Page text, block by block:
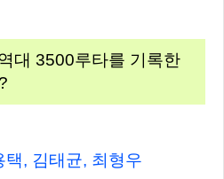
대 3500루타를 기록한
택, 김태균, 최형우